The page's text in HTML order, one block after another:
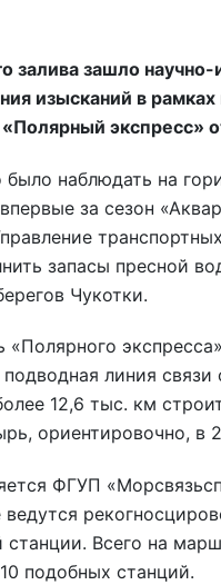
залива зашло
изысканий в
экспресс»
наблюдать на
за сезон
запасы пресной
Чукотки.
линия
12,6 тыс. км
ориентировочно, в
ФГУП
станции. Всего на
подобных станций.